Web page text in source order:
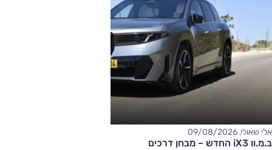
אלי שאולי, 09/08/2026
ב.מ.וו iX3 החדש – מבחן דרכים